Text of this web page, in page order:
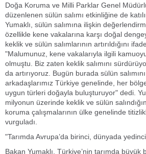
Doğa Koruma ve Milli Parklar Genel
düzenlenen sülün salımı etkinliğine de
Yumaklı, sülün salımına ilişkin
özellikle kene vakalarına karşı doğal
keklik ve sülün salımlarının artırıldığını
"Malumunuz, kene vakalarıyla ilgili
olmuştu. Biz zaten keklik salımını
da artırıyoruz. Bugün burada sülün
arkadaşlarımız Türkiye genelinde, her
uygun türleri doğayla buluşturuyor" dedi.
milyonun üzerinde keklik ve sülün
koruma çalışmalarının ülke genelinde
vurguladı.
"Tarımda Avrupa’da birinci, dünyada
Bakan Yumaklı, Türkiye’nin tarımda